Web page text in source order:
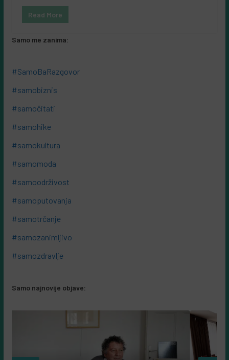
Read More
Samo me zanima:
#SamoBaRazgovor
#samobiznis
#samočitati
#samohike
#samokultura
#samomoda
#samoodrživost
#samoputovanja
#samotrčanje
#samozanimljivo
#samozdravlje
Samo najnovije objave: